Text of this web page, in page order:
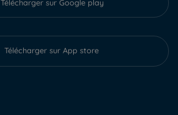
Télécharger sur Google play
Télécharger sur App store